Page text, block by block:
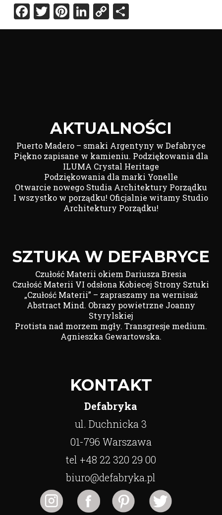
Facebook
Twitter
Pinterest
LinkedIn
Copy
Link
Share
AKTUALNOŚCI
Puerto Madero – smaki Argentyny w Defabryce
Piękno zapisane w kamieniu. Podziękowania dla
ILUMA Crystal Heritage
Podziękowania dla marki Yonelle
Otwarcie nowego Studia Architektury Porządku
I wszystko w porządku! Oficjalnie witamy Studio
Architektury Porządku!
SZTUKA W DEFABRYCE
Czułość Materii okiem Dariusza Bresia
Czułość Materii VI odsłona Kobiecej Strony Sztuki
„Czułość Materii” – zapraszamy na wernisaż
Abstract Mind. Obrazy powietrzne Joanny
Styrylskiej
Protista nad morzem mgły. Transgresje medium.
Agnieszka Gewartowska.
KONTAKT
Defabryka
ul. Duchnicka 3
01-796 Warszawa
tel +48 22 320 29 00
biuro@defabryka.pl